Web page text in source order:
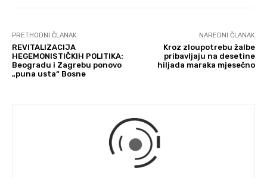
PRETHODNI ČLANAK
REVITALIZACIJA
HEGEMONISTIČKIH POLITIKA:
Beogradu i Zagrebu ponovo
„puna usta“ Bosne
NAREDNI ČLANAK
Kroz zloupotrebu žalbe
pribavljaju na desetine
hiljada maraka mjesečno